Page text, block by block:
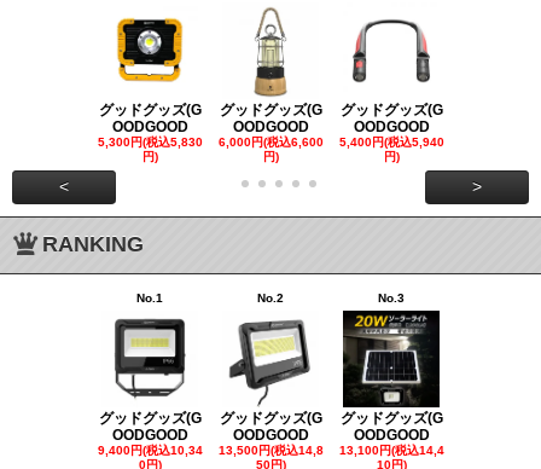
グッドグッズ(G
OODGOOD
5,300円(税込5,830
円)
グッドグッズ(G
OODGOOD
6,000円(税込6,600
円)
グッドグッズ(G
OODGOOD
5,400円(税込5,940
円)
< >
RANKING
No.1
グッドグッズ(G
OODGOOD
9,400円(税込10,34
0円)
No.2
グッドグッズ(G
OODGOOD
13,500円(税込14,8
50円)
No.3
グッドグッズ(G
OODGOOD
13,100円(税込14,4
10円)